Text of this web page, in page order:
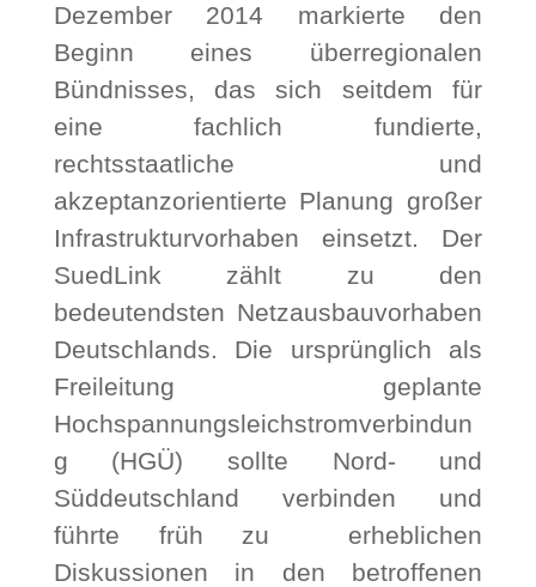
Dezember 2014 markierte den
Beginn eines überregionalen
Bündnisses, das sich seitdem für
eine fachlich fundierte,
rechtsstaatliche und
akzeptanzorientierte Planung großer
Infrastrukturvorhaben einsetzt. Der
SuedLink zählt zu den
bedeutendsten Netzausbauvorhaben
Deutschlands. Die ursprünglich als
Freileitung geplante
Hochspannungsleichstromverbindun
g (HGÜ) sollte Nord- und
Süddeutschland verbinden und
führte früh zu erheblichen
Diskussionen in den betroffenen